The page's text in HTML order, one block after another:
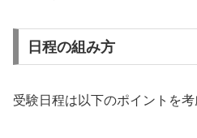
日程の組み方
受験日程は以下のポイントを